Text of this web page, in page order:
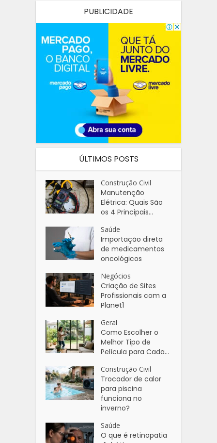
PUBLICIDADE
ÚLTIMOS POSTS
Construção Civil
Manutenção
Elétrica: Quais São
os 4 Principais...
Saúde
Importação direta
de medicamentos
oncológicos
Negócios
Criação de Sites
Profissionais com a
Planet1
Geral
Como Escolher o
Melhor Tipo de
Película para Cada...
Construção Civil
Trocador de calor
para piscina
funciona no
inverno?
Saúde
O que é retinopatia